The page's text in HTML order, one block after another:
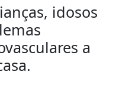
idosos
a